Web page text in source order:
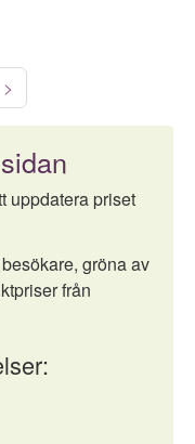
>
uppdatera priset
gröna av
från